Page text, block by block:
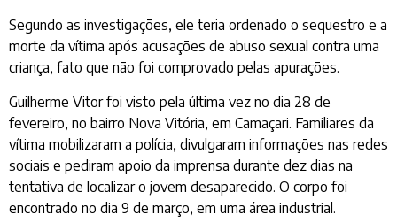
Segundo as investigações, ele teria ordenado o sequestro e a
morte da vítima após acusações de abuso sexual contra uma
criança, fato que não foi comprovado pelas apurações.
Guilherme Vitor foi visto pela última vez no dia 28 de
fevereiro, no bairro Nova Vitória, em Camaçari. Familiares da
vítima mobilizaram a polícia, divulgaram informações nas redes
sociais e pediram apoio da imprensa durante dez dias na
tentativa de localizar o jovem desaparecido. O corpo foi
encontrado no dia 9 de março, em uma área industrial.